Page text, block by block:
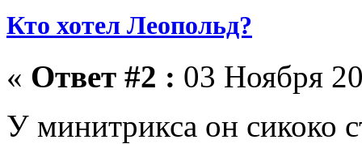
Кто хотел Леопольд?
« Ответ #2 : 03 Ноября
У минитрикса он сикоко